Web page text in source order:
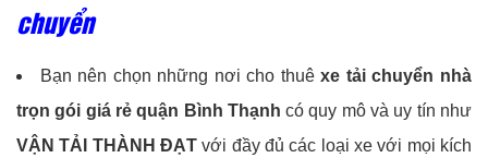
chuyển
Bạn nên chọn những nơi cho thuêxe tải chuyển nhà
trọn gói giá rẻ quận Bình Thạnh có quy mô và uy tín như
VẬN TẢI THÀNH ĐẠT với đầy đủ các loại xe với mọi kích